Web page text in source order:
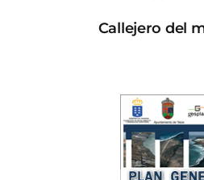
Callejero del